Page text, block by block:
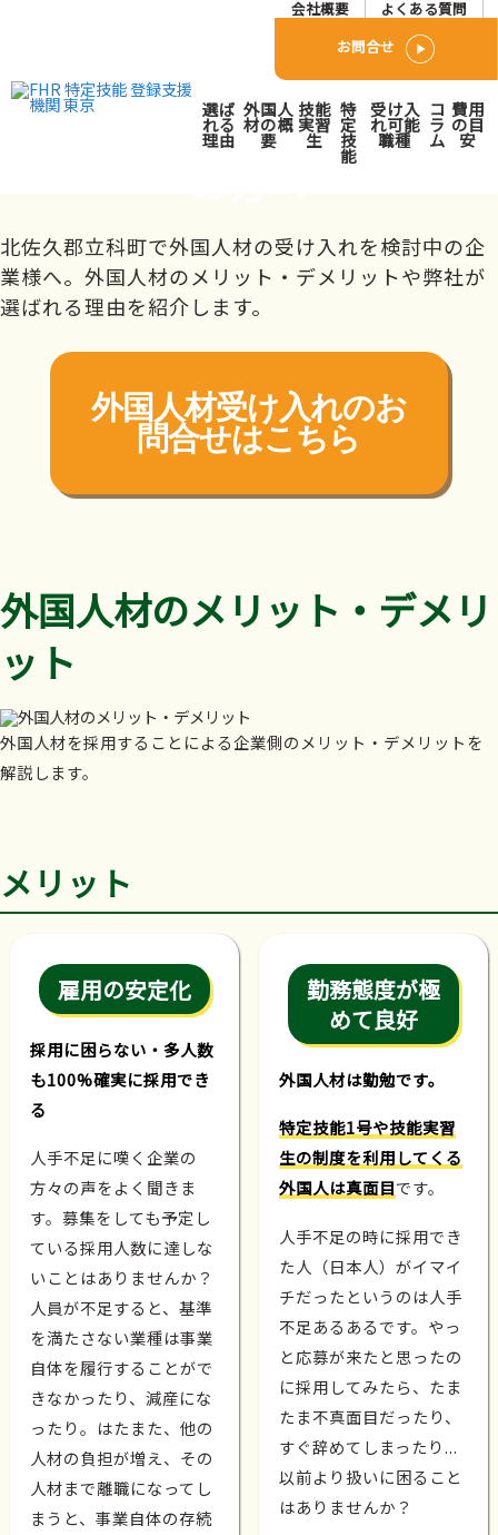
会社概要
よくある質問
お問合せ
選ば
れる
理由
外国人
材の概
要
技能
実習
生
特
定
技
能
受け入
れ可能
職種
コ
ラ
ム
費用
の目
安
北佐久郡立科町で外国人人
材派遣･紹介会社をお探し
長野県
北佐久郡立科町で外国人材の受け入れを検討中の企
業様へ。外国人材のメリット・デメリットや弊社が
選ばれる理由を紹介します。
外国人材受け入れのお
問合せはこちら
外国人材のメリット・デメリ
ット
外国人材を採用することによる企業側のメリット・デメリットを
解説します。
メリット
雇用の安定化
採用に困らない・多人数
も100%確実に採用でき
る
人手不足に嘆く企業の
方々の声をよく聞きま
す。募集をしても予定し
ている採用人数に達しな
いことはありませんか？
人員が不足すると、基準
を満たさない業種は事業
自体を履行することがで
きなかったり、減産にな
ったり。はたまた、他の
人材の負担が増え、その
人材まで離職になってし
まうと、事業自体の存続
勤務態度が極
めて良好
外国人材は勤勉です。
特定技能1号や技能実習
生の制度を利用してくる
外国人は真面目です。
人手不足の時に採用でき
た人（日本人）がイマイ
チだったというのは人手
不足あるあるです。やっ
と応募が来たと思ったの
に採用してみたら、たま
たま不真面目だったり、
すぐ辞めてしまったり...
以前より扱いに困ること
はありませんか？